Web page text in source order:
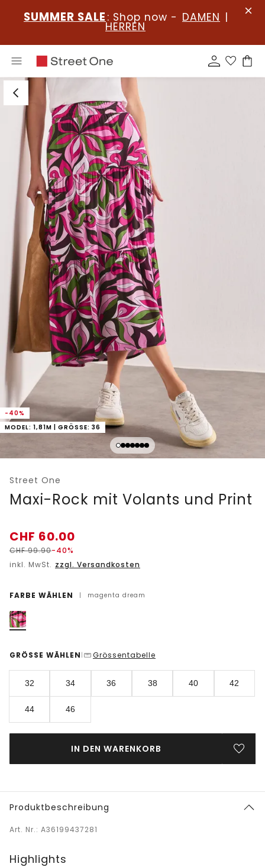
SUMMER SALE : Shop now - DAMEN |
HERREN
-40%
MODEL: 1,81M | GRÖSSE: 36
Street One
Maxi-Rock mit Volants und Print
CHF 60.00
CHF99.90-40%
inkl. MwSt. zzgl. Versandkosten
FARBE WÄHLEN | magenta dream
GRÖSSE WÄHLEN | Grössentabelle
32 34 36 38 40 42
44 46
IN DEN WARENKORB
Produktbeschreibung
Art. Nr.: A36199437281
Highlights